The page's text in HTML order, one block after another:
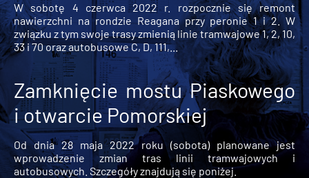
W sobotę 4 czerwca 2022 r. rozpocznie się remont
nawierzchni na rondzie Reagana przy peronie 1 i 2. W
związku z tym swoje trasy zmienią linie tramwajowe 1, 2, 10,
33 i 70 oraz autobusowe C, D, 111,...
Zamknięcie mostu Piaskowego
i otwarcie Pomorskiej
Od dnia 28 maja 2022 roku (sobota) planowane jest
wprowadzenie zmian tras linii tramwajowych i
autobusowych. Szczegóły znajdują się poniżej.